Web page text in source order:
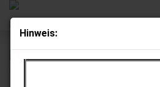
Hinweis:
Ladeböden Spur HO